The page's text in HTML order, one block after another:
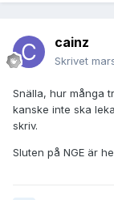
cainz
Skrivet
Snälla, hur många
kanske inte ska
skriv.
Sluten på NGE är